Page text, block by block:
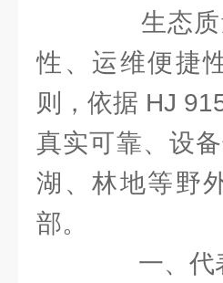
生态质
性、运维便捷
则，依据 HJ
真实可靠、设
湖、林地等野
部。
一、代